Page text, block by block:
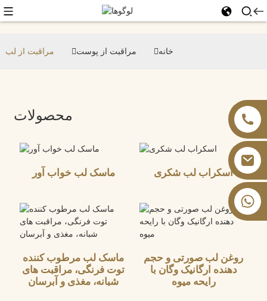
خانه مراقبت از پوست مراقبت از لب
محصولات
ماسک لب خواب آور اسکراب لب شکری
ماسک لب مرطوب کننده
توت فرنگی، مراقبت های
شبانه، مغذی و آبرسان
روغن لب صورتی و حجم
دهنده ارگانیک وگان با
رایحه میوه